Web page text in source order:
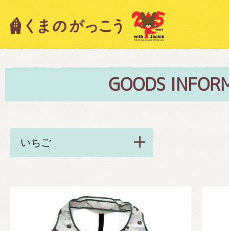
GOODS
キャラクター紹介
スタッフブログ
ショップインフォメーション